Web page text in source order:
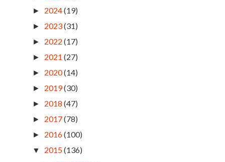
► 2024(19)
► 2023(31)
► 2022 (17)
► 2021 (27)
► 2020(14)
► 2019(30)
► 2018 (47)
► 2017(78)
► 2016(100)
▼ 2015(136)